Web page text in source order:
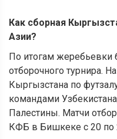
Как сборная
Азии?
По итогам жеребьевки
отборочного турнира.
Кыргызстана по
командами
Палестины. Матчи
КФБ в Бишкеке с 20 по